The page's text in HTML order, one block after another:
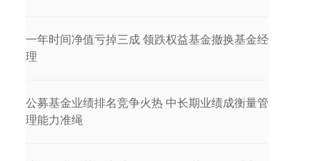
一年时间净值亏掉三成 领跌权益基金撤换基金经
理
公募基金业绩排名竞争火热 中长期业绩成衡量管
理能力准绳